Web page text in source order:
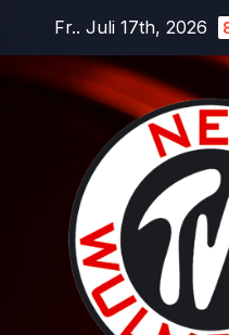
springen
Fr.. Juli 17th, 2026